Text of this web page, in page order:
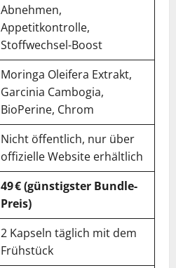
Abnehmen,
Appetitkontrolle,
Stoffwechsel-Boost
Moringa Oleifera Extrakt,
Garcinia Cambogia,
BioPerine, Chrom
Nicht öffentlich, nur über
offizielle Website erhältlich
49 € (günstigster Bundle-
Preis)
2 Kapseln täglich mit dem
Frühstück